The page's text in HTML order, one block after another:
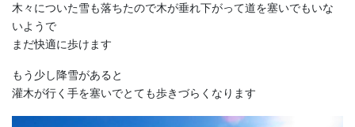
木々についた雪も落ちたので木が垂れ下がって道を塞いでもいな
いようで
まだ快適に歩けます
もう少し降雪があると
灌木が行く手を塞いでとても歩きづらくなります